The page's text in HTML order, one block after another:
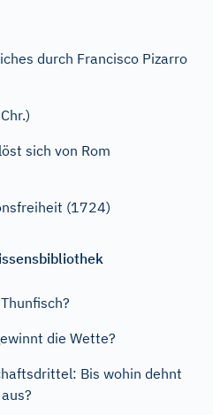
durch Francisco Pizarro
sich von Rom
(1724)
die Wette?
Bis wohin dehnt